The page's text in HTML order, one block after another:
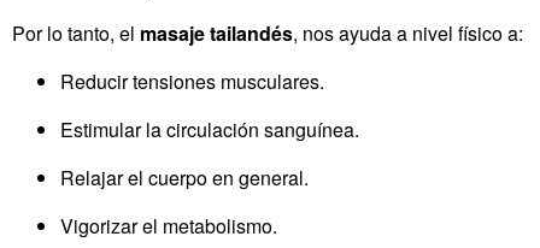
Por lo tanto, el masaje tailandés, nos ayuda a nivel físico a:
Reducir tensiones musculares.
Estimular la circulación sanguínea.
Relajar el cuerpo en general.
Vigorizar el metabolismo.